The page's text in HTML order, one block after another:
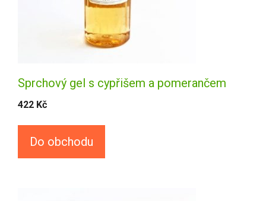
Sprchový gel s cypřišem a pomerančem
422 Kč
Do obchodu